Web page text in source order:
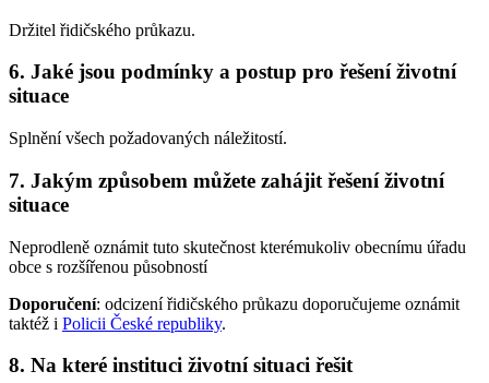
Držitel řidičského průkazu.
6. Jaké jsou podmínky a postup pro řešení životní
situace
Splnění všech požadovaných náležitostí.
7. Jakým způsobem můžete zahájit řešení životní
situace
Neprodleně oznámit tuto skutečnost kterémukoliv obecnímu úřadu
obce s rozšířenou působností
Doporučení: odcizení řidičského průkazu doporučujeme oznámit
taktéž i Policii České republiky.
8. Na které instituci životní situaci řešit